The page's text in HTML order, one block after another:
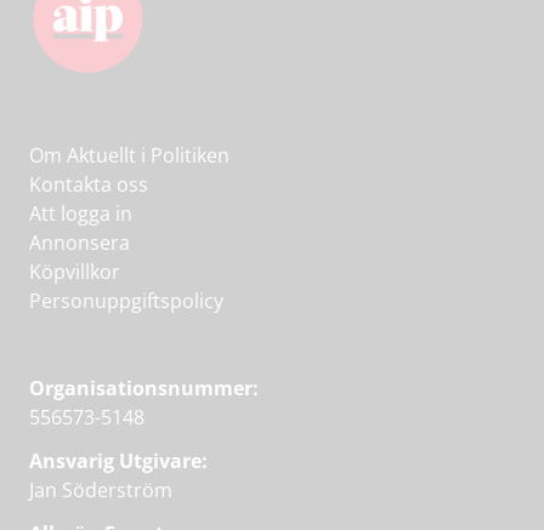
Om Aktuellt i Politiken
Kontakta oss
Att logga in
Annonsera
Köpvillkor
Personuppgiftspolicy
Organisationsnummer:
556573-5148
Ansvarig Utgivare:
Jan Söderström